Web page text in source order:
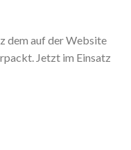
dem auf der Website
Jetzt im Einsatz